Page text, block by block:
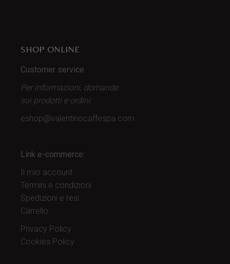
SHOP ONLINE
Customer service
Per informazioni, domande
sui prodotti e ordini:
eshop@valentinocaffespa.com
Link e-commerce:
Il mio account
Termini e condizioni
Spedizioni e resi
Carrello
Privacy Policy
Cookies Policy